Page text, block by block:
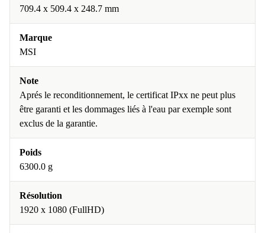
709.4 x 509.4 x 248.7 mm
Marque
MSI
Note
Aprés le reconditionnement, le certificat IPxx ne peut plus
être garanti et les dommages liés à l'eau par exemple sont
exclus de la garantie.
Poids
6300.0 g
Résolution
1920 x 1080 (FullHD)